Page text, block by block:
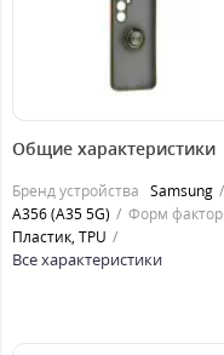
229 грн.
Общие характеристики
Бренд устройства Samsung
A356 (A35 5G)
Форм фактор
Пластик, TPU
Все характеристики